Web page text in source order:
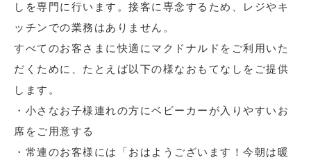
しを専門に行います。接客に専念するため、レジやキ
ッチンでの業務はありません。
すべてのお客さまに快適にマクドナルドをご利用いた
だくために、たとえば以下の様なおもてなしをご提供
します。
・小さなお子様連れの方にベビーカーが入りやすいお
席をご用意する
・常連のお客様には「おはようございます！今朝は暖